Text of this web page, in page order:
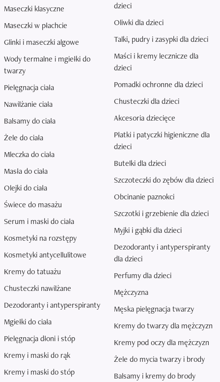
Maseczki klasyczne
Maseczki w płachcie
Glinki i maseczki algowe
Wody termalne i mgiełki do
twarzy
Pielęgnacja ciała
Nawilżanie ciała
Balsamy do ciała
Żele do ciała
Mleczka do ciała
Masła do ciała
Olejki do ciała
Świece do masażu
Serum i maski do ciała
Kosmetyki na rozstępy
Kosmetyki antycellulitowe
Kremy do tatuażu
Chusteczki nawilżane
Dezodoranty i antyperspiranty
Mgiełki do ciała
Pielęgnacja dłoni i stóp
Kremy i maski do rąk
Kremy i maski do stóp
dzieci
Oliwki dla dzieci
Talki, pudry i zasypki dla dzieci
Maści i kremy lecznicze dla
dzieci
Pomadki ochronne dla dzieci
Chusteczki dla dzieci
Akcesoria dziecięce
Płatki i patyczki higieniczne dla
dzieci
Butelki dla dzieci
Szczoteczki do zębów dla dzieci
Obcinanie paznokci
Szczotki i grzebienie dla dzieci
Myjki i gąbki dla dzieci
Dezodoranty i antyperspiranty
dla dzieci
Perfumy dla dzieci
Mężczyzna
Męska pielęgnacja twarzy
Kremy do twarzy dla mężczyzn
Kremy pod oczy dla mężczyzn
Żele do mycia twarzy i brody
Balsamy i kremy do brody